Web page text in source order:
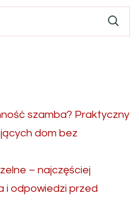
szamba? Praktyczny
dom bez
– najczęściej
i odpowiedzi przed